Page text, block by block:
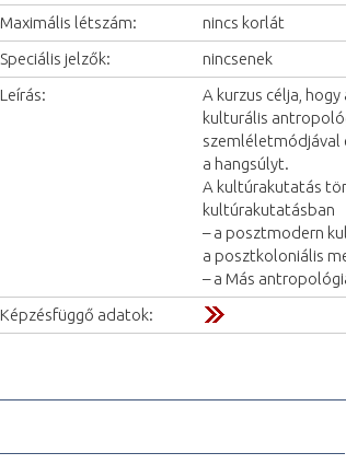
Maximális létszám:
nincs korlát
Speciális jelzők:
nincsenek
Leírás:
A kurzus célja,
kulturális
szemléletmódjával
a hangsúlyt.
A kultúrakutatás
kultúrakutatásban
– a posztmodern
a posztkoloniális
– a Más
Képzésfüggő adatok: